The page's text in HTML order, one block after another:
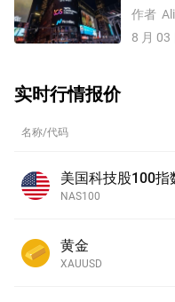
伊谈
作者
8 月 03
实时行情报价
名称/代码
美国科技股100指
NAS100
黄金
XAUUSD